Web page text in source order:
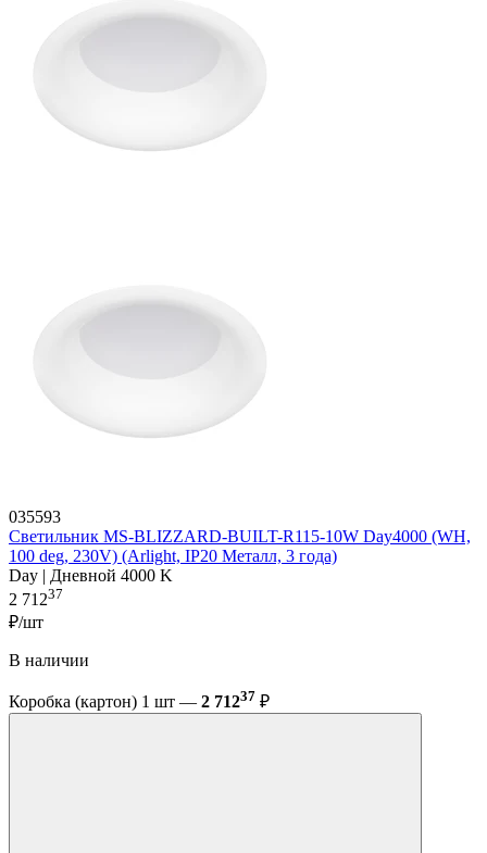
035593
Светильник MS-BLIZZARD-BUILT-R115-10W Day4000 (WH,
100 deg, 230V) (Arlight, IP20 Металл, 3 года)
Day | Дневной 4000 K
2 71237
₽/шт
В наличии
Коробка (картон) 1 шт — 2 71237 ₽